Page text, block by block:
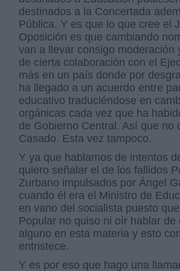
destinados a la Concertada
Pública. Y es que lo que cree el
Oposición es que cambiando
van a llevar consigo moderación
de cierta colaboración con el
más en un país donde por
ha llegado a un acuerdo entre
educativo traduciéndose en
orgánicas cada vez que ha
de Gobierno Central. Así que no
Casado. Esta vez tampoco.
Y ya que hablamos de intentos
quiero señalar el de los fallidos
Zurbano impulsados por Ángel
cuando él era el Ministro de
en vano del socialista puesto
Popular no quiso ni oír hablar de
alguno en esta materia y esto
entristece.
Y es por eso que hago una